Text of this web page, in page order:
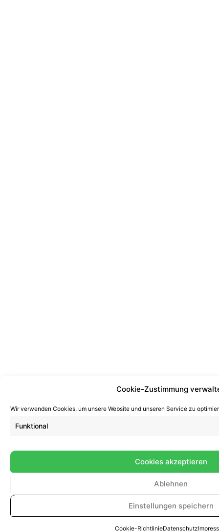
Cookie-Zustimmung
Wir verwenden Cookies, um unsere Website und unseren Service zu
Funktional
Cookies akzeptieren
Ablehnen
Einstellungen speichern
Cookie-RichtlinieDatenschutz